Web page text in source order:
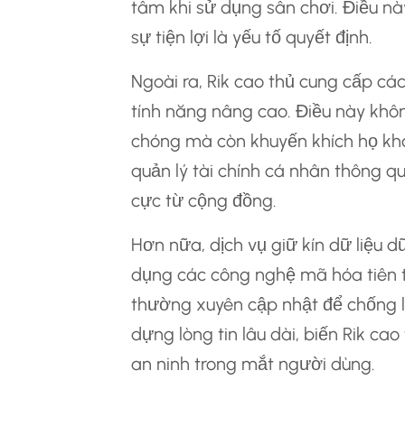
tâm khi sử dụng sân chơi. Điều
sự tiện lợi là yếu tố quyết định.
Ngoài ra, Rik cao thủ cung cấp
tính năng nâng cao. Điều này
chóng mà còn khuyến khích họ
quản lý tài chính cá nhân thông
cực từ cộng đồng.
Hơn nữa, dịch vụ giữ kín dữ liệu
dụng các công nghệ mã hóa
thường xuyên cập nhật để chống
dựng lòng tin lâu dài, biến Rik
an ninh trong mắt người dùng.